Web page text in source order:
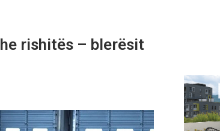
rishitës – blerësit